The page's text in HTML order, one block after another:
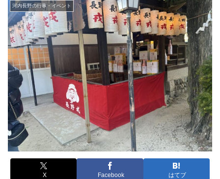
河内長野の行事・イベント
X Facebook はてブ